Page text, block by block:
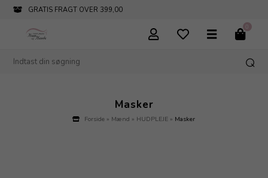
GRATIS FRAGT OVER 399,00
0
Masker
Forside » Mænd » HUDPLEJE » Masker